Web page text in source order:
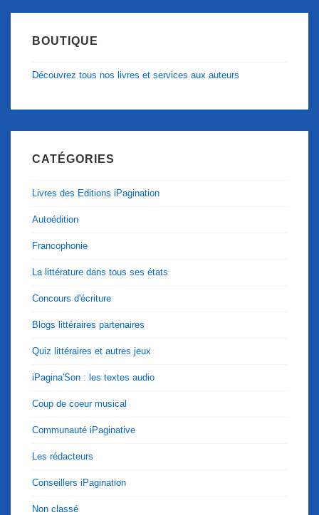
BOUTIQUE
Découvrez tous nos livres et services aux auteurs
CATÉGORIES
Livres des Editions iPagination
Autoédition
Francophonie
La littérature dans tous ses états
Concours d'écriture
Blogs littéraires partenaires
Quiz littéraires et autres jeux
iPagina'Son : les textes audio
Coup de coeur musical
Communauté iPaginative
Les rédacteurs
Conseillers iPagination
Non classé